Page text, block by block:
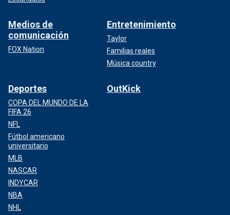
Medios de
comunicación
FOX Nation
Entretenimiento
Taylor
Familias reales
Música country
Deportes
COPA DEL MUNDO DE LA
FIFA 26
NFL
Fútbol americano
universitario
MLB
NASCAR
INDYCAR
NBA
NHL
OutKick